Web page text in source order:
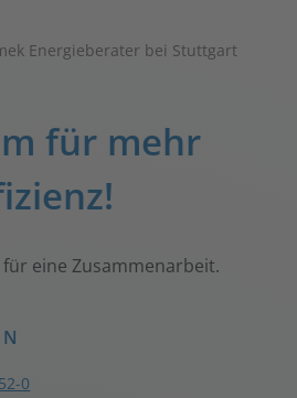
für mehr
eine Zusammenarbeit.
0